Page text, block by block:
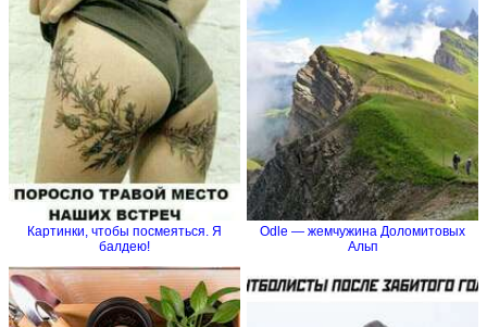
+9
Поделись с друзьями!
Сохранить
« Предыдущая тема Следующая тема »